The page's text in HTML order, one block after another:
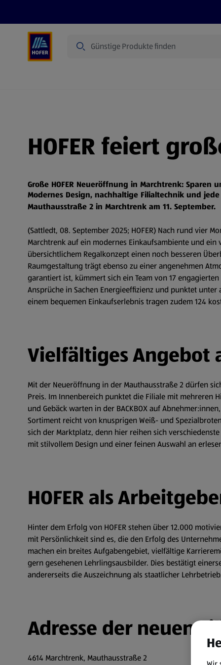
HOFER feiert
Große HOFER Neueröffnung in Marchtrenk: Sparen
Modernes Design, nachhaltige Filialtechnik und
Mauthausstraße 2 in Marchtrenk am 11. September.
(Sattledt, 08. September 2025; HOFER) Nach rund vier
Marchtrenk auf ein modernes Einkaufsambiente und
übersichtlichem Regalkonzept einen noch besseren
Raumgestaltung trägt ebenso zu einer angenehmen
garantiert ist, kümmert sich ein Team von 17
Ansprüche in Sachen Energieeffizienz und punktet
einem bequemen Einkaufserlebnis tragen zudem 124
Vielfältiges Angebot
Mit der Neueröffnung in der Mauthausstraße 2 dürfen
Preis. Im Innenbereich punktet die Filiale mit mehreren
und Gebäck warten in der BACKBOX auf
Sortiment reicht von knusprigen Weiß- und
sich der Marktplatz, denn hier reihen sich
mit stilvollem Design und einer feinen Auswahl an
HOFER als
Hinter dem Erfolg von HOFER stehen über 12.000
mit Persönlichkeit sind es, die den Erfolg des
machen ein breites Aufgabengebiet, vielfältige
gern gesehenen Lehrlingsausbilder. Dies bestätigt
andererseits die Auszeichnung als staatlicher
Adresse der neuen
4614 Marchtrenk, Mauthausstraße 2